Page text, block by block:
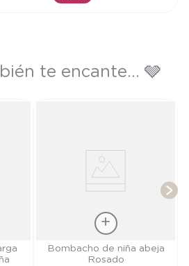
AL CARRITO
te encante... 🩶
Talla
Bombacho de niña abeja
Rosado